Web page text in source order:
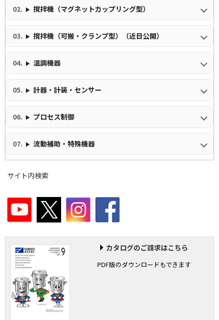
撹拌機（マグネットカップリング型）
撹拌機（可搬・クランプ型）（近日公開）
温調機器
計器・計装・センサー
プロセス制御
流動補助・特殊機器
サイト内検索
カタログのご請求はこちら
PDF版のダウンロードもできます